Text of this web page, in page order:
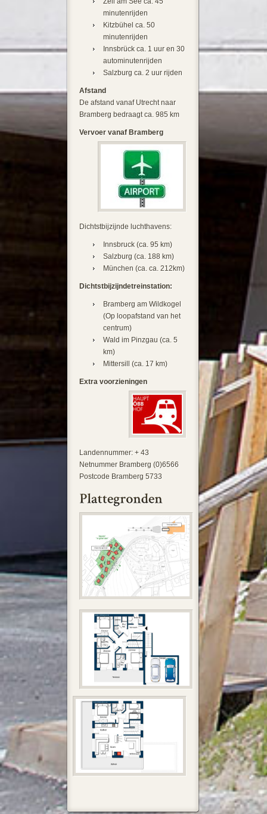
minutenrijden
Kitzbühel ca. 50
minutenrijden
Innsbrück ca. 1 uur en 30
autominutenrijden
Salzburg ca. 2 uur rijden
Afstand
De afstand vanaf Utrecht naar
Bramberg bedraagt ca. 985 km
Vervoer vanaf Bramberg
Dichtstbijzijnde luchthavens:
Innsbruck (ca. 95 km)
Salzburg (ca. 188 km)
München (ca. ca. 212km)
Dichtstbijzijndetreinstation:
Bramberg am Wildkogel
(Op loopafstand van het
centrum)
Wald im Pinzgau (ca. 5
km)
Mittersill (ca. 17 km)
Extra voorzieningen
Landennummer: + 43
Netnummer Bramberg (0)6566
Postcode Bramberg 5733